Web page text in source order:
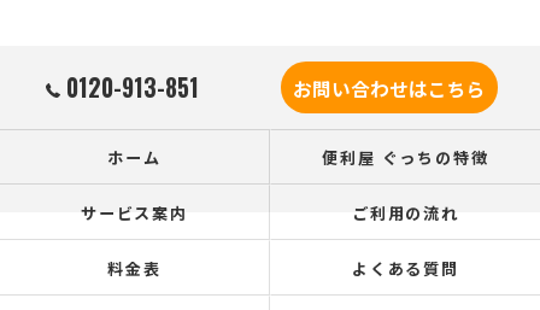
0120-913-851 お問い合わせはこちら
ホーム 便利屋 ぐっちの特徴
サービス案内 ご利用の流れ
料金表 よくある質問